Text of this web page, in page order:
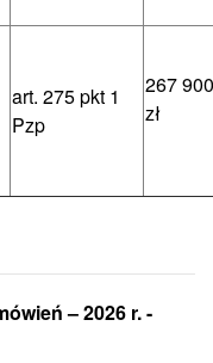
art. 275 pkt 1
Pzp
267
zł
– 2026 r. -